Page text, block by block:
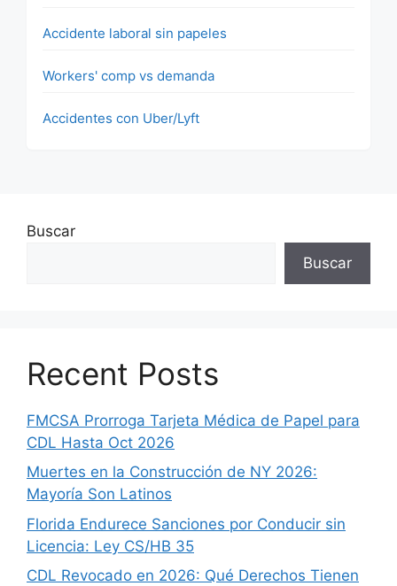
Accidente laboral sin papeles
Workers' comp vs demanda
Accidentes con Uber/Lyft
Buscar
Buscar
Recent Posts
FMCSA Prorroga Tarjeta Médica de Papel para
CDL Hasta Oct 2026
Muertes en la Construcción de NY 2026:
Mayoría Son Latinos
Florida Endurece Sanciones por Conducir sin
Licencia: Ley CS/HB 35
CDL Revocado en 2026: Qué Derechos Tienen